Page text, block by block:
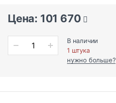
Цена: 101 670
В наличии
1 штука
нужно больше?